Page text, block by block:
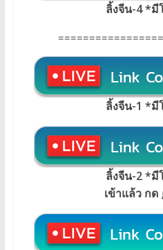
ลิ้งจีน-4 *
ลิ้งจีน-1 *
ลิ้งจีน-2 *
เข้าแล้ว กด